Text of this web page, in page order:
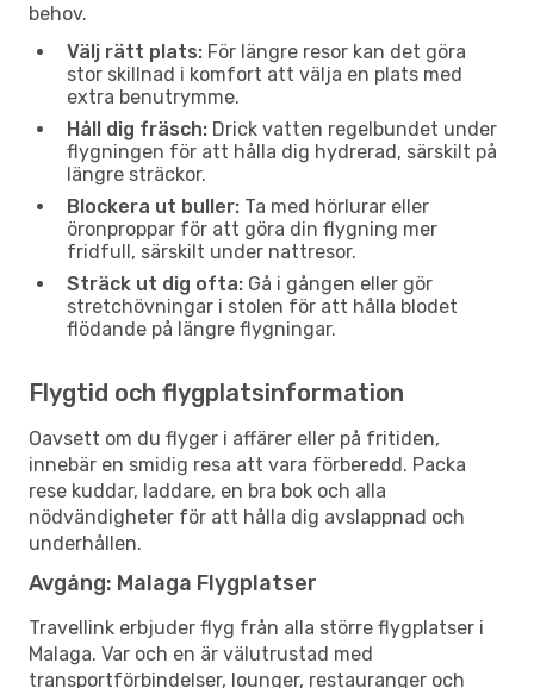
behov.
Välj rätt plats: För längre resor kan det göra
stor skillnad i komfort att välja en plats med
extra benutrymme.
Håll dig fräsch: Drick vatten regelbundet under
flygningen för att hålla dig hydrerad, särskilt på
längre sträckor.
Blockera ut buller: Ta med hörlurar eller
öronproppar för att göra din flygning mer
fridfull, särskilt under nattresor.
Sträck ut dig ofta: Gå i gången eller gör
stretchövningar i stolen för att hålla blodet
flödande på längre flygningar.
Flygtid och flygplatsinformation
Oavsett om du flyger i affärer eller på fritiden,
innebär en smidig resa att vara förberedd. Packa
rese kuddar, laddare, en bra bok och alla
nödvändigheter för att hålla dig avslappnad och
underhållen.
Avgång: Malaga Flygplatser
Travellink erbjuder flyg från alla större flygplatser i
Malaga. Var och en är välutrustad med
transportförbindelser, lounger, restauranger och